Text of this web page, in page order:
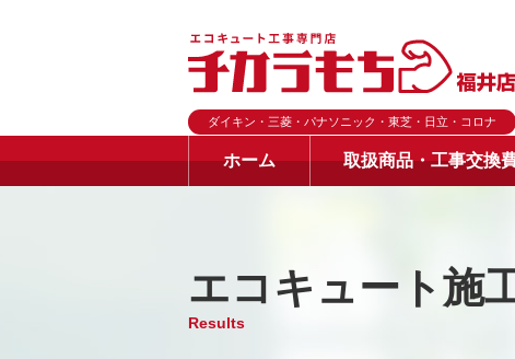
ダイキン・三菱・パナソニック・東芝・日立・コロナ
ホーム 取扱商品・工事交換
エコキュート施
Results